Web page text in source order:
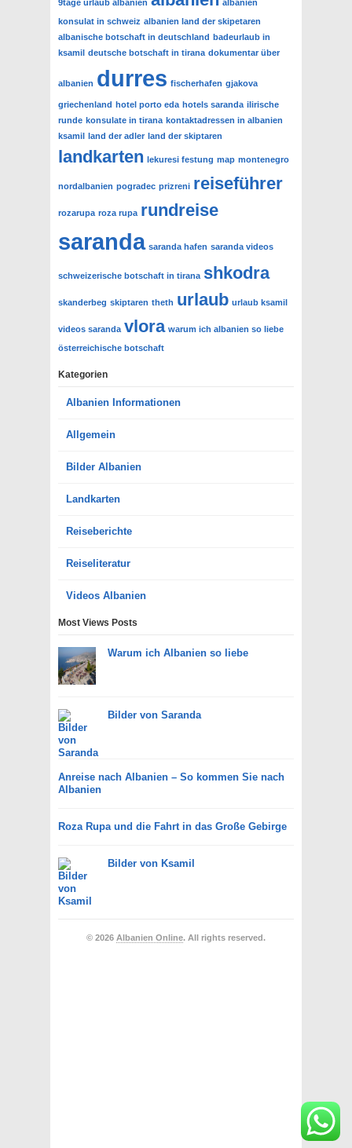
9tage urlaub albanien
albanien
konsulat in schweiz albanien land der skipetaren
albanische botschaft in deutschland badeurlaub in
ksamil deutsche botschaft in tirana dokumentar über
albanien durres fischerhafen gjakova
griechenland hotel porto eda hotels saranda ilirische
runde konsulate in tirana kontaktadressen in albanien
ksamil land der adler land der skiptaren
landkarten lekuresi festung map montenegro
nordalbanien pogradec prizreni reiseführer
rozarupa roza rupa rundreise
saranda saranda hafen saranda videos
schweizerische botschaft in tirana shkodra
skanderbeg skiptaren theth urlaub urlaub ksamil
videos saranda vlora warum ich albanien so liebe
österreichische botschaft
Kategorien
Albanien Informationen
Allgemein
Bilder Albanien
Landkarten
Reiseberichte
Reiseliteratur
Videos Albanien
Most Views Posts
Warum ich Albanien so liebe
Bilder von Saranda
Anreise nach Albanien – So kommen Sie nach
Albanien
Roza Rupa und die Fahrt in das Große Gebirge
Bilder von Ksamil
© 2026 Albanien Online. All rights reserved.